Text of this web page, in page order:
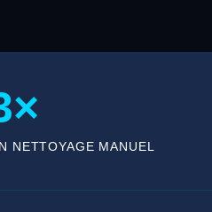
NETTOYAGE MANUEL